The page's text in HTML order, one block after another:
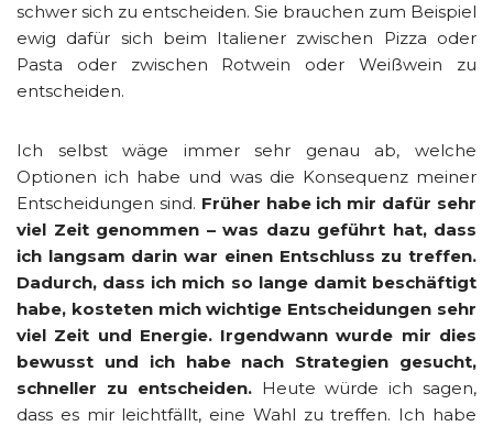
schwer sich zu entscheiden. Sie brauchen zum Beispiel
ewig dafür sich beim Italiener zwischen Pizza oder
Pasta oder zwischen Rotwein oder Weißwein zu
entscheiden.
Ich selbst wäge immer sehr genau ab, welche
Optionen ich habe und was die Konsequenz meiner
Entscheidungen sind. Früher habe ich mir dafür sehr
viel Zeit genommen – was dazu geführt hat, dass
ich langsam darin war einen Entschluss zu treffen.
Dadurch, dass ich mich so lange damit beschäftigt
habe, kosteten mich wichtige Entscheidungen sehr
viel Zeit und Energie. Irgendwann wurde mir dies
bewusst und ich habe nach Strategien gesucht,
schneller zu entscheiden.Heute würde ich sagen,
dass es mir leichtfällt, eine Wahl zu treffen. Ich habe